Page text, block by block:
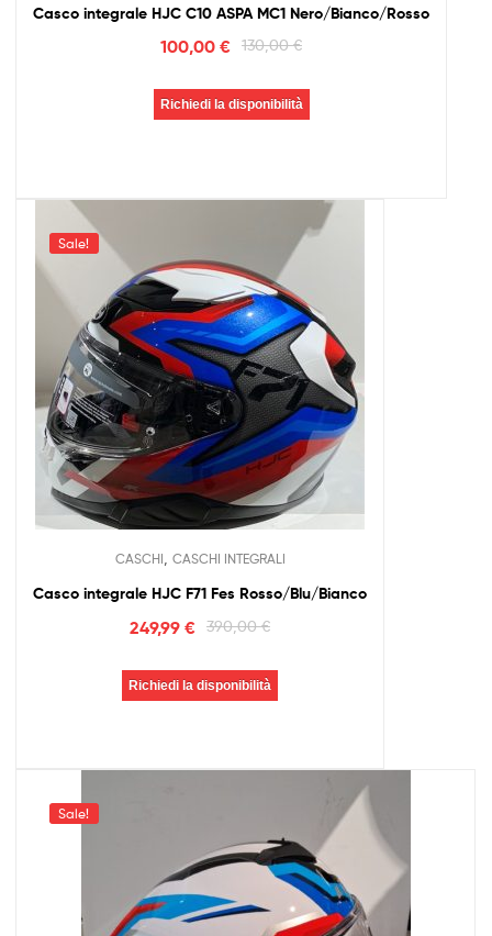
Casco integrale HJC C10 ASPA MC1 Nero/Bianco/Rosso
130,00€
100,00€
Richiedi la disponibilità
Sale!
CASCHI CASCHI INTEGRALI
Casco integrale HJC F71 Fes Rosso/Blu/Bianco
390,00€
249,99€
Richiedi la disponibilità
Sale!